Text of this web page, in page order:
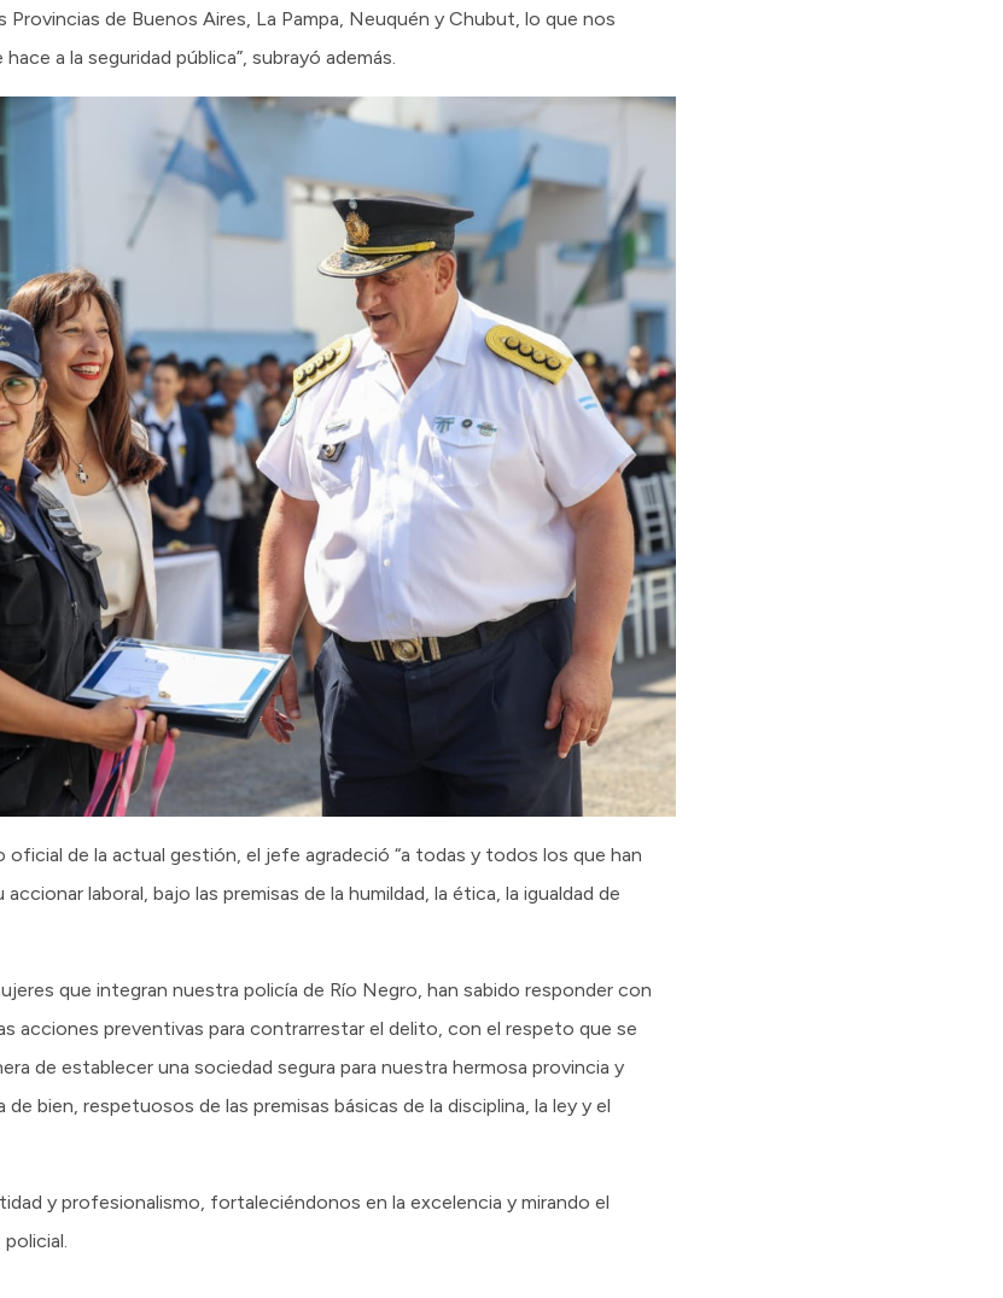
de Buenos Aires, La Pampa, Neuquén y Chubut, lo que nos
a la seguridad pública”, subrayó además.
de la actual gestión, el jefe agradeció “a todas y todos los que han
laboral, bajo las premisas de la humildad, la ética, la igualdad de
que integran nuestra policía de Río Negro, han sabido responder con
acciones preventivas para contrarrestar el delito, con el respeto que se
de establecer una sociedad segura para nuestra hermosa provincia y
bien, respetuosos de las premisas básicas de la disciplina, la ley y el
y profesionalismo, fortaleciéndonos en la excelencia y mirando el